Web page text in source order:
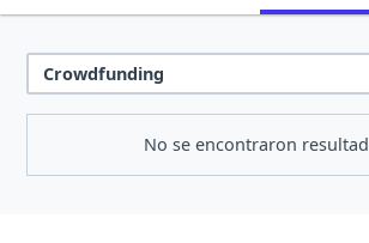
No se encontraron